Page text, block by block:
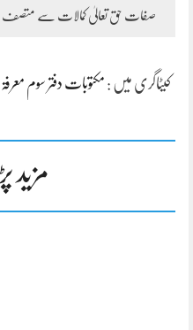
صفات حق تعالیٰ کمالات سے متصف
کیٹاگری میں : مکتوبات دفتر سوم معرفۃ
مزید